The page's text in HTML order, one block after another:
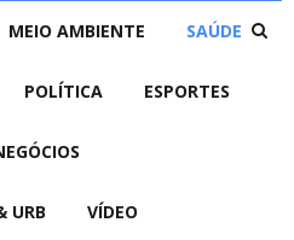
MEIO AMBIENTE SAÚDE
POLÍTICA ESPORTES
URB VÍDEO